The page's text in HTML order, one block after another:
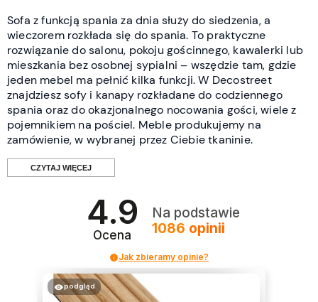
Sofa z funkcją spania za dnia służy do siedzenia, a
wieczorem rozkłada się do spania. To praktyczne
rozwiązanie do salonu, pokoju gościnnego, kawalerki lub
mieszkania bez osobnej sypialni – wszędzie tam, gdzie
jeden mebel ma pełnić kilka funkcji. W Decostreet
znajdziesz sofy i kanapy rozkładane do codziennego
spania oraz do okazjonalnego nocowania gości, wiele z
pojemnikiem na pościel. Meble produkujemy na
zamówienie, w wybranej przez Ciebie tkaninie.
CZYTAJ WIĘCEJ
Sofa do spania codziennego czy dla
To pierwsze pytanie, które warto sobie zadać, bo od
niego zależy wybór modelu. Sofa do
musi mieć wygodne, równe siedzisko po
4.9
Ocena
Na podstawie
1086 opinii
Jak zbieramy opinie?
podgląd